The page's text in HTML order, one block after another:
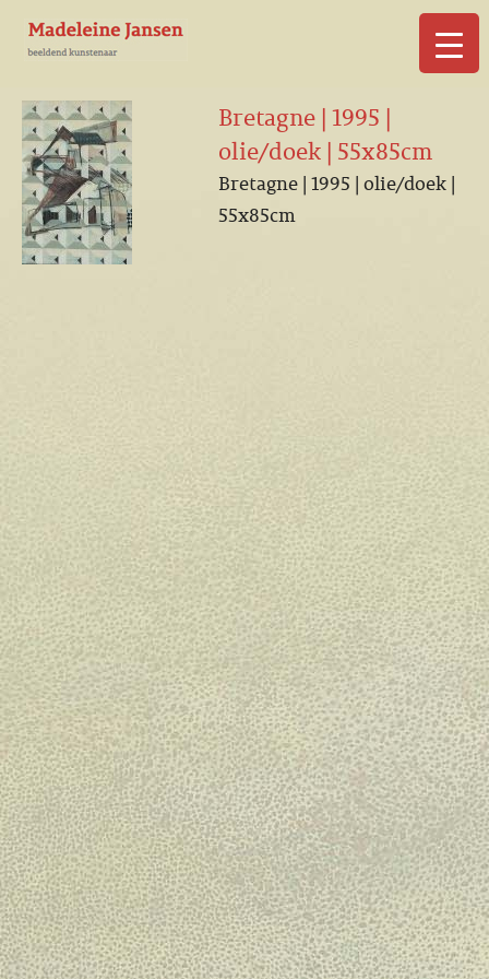
Bretagne | 1995 |
olie/doek | 55x85cm
Bretagne | 1995 | olie/doek |
55x85cm
▼